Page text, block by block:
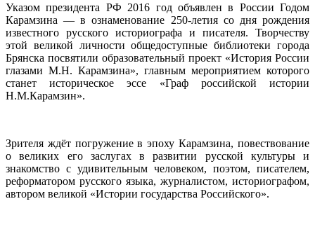
Указом президента РФ 2016 год объявлен в России Годом
Карамзина — в ознаменование 250-летия со дня рождения
известного русского историографа и писателя. Творчеству
этой великой личности общедоступные библиотеки города
Брянска посвятили образовательный проект «История России
глазами М.Н. Карамзина», главным мероприятием которого
станет историческое эссе «Граф российской истории
Н.М.Карамзин».
Зрителя ждёт погружение в эпоху Карамзина, повествование
о великих его заслугах в развитии русской культуры и
знакомство с удивительным человеком, поэтом, писателем,
реформатором русского языка, журналистом, историографом,
автором великой «Истории государства Российского».